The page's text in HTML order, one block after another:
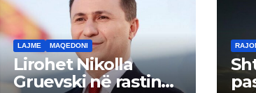
LAJME MAQEDONI
Lirohet Nikolla
Gruevski në rastin